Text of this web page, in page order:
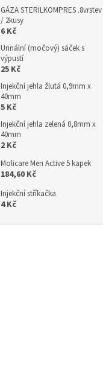
GÁZA STERILKOMPRES .8vrstev
/ 2kusy
6 Kč
Urinální (močový) sáček s
výpustí
25 Kč
Injekční jehla žlutá 0,9mm x
40mm
5 Kč
Injekční jehla zelená 0,8mm x
40mm
2 Kč
Molicare Men Active 5 kapek
184,60 Kč
Injekční stříkačka
4 Kč